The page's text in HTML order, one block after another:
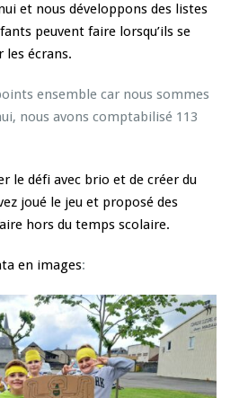
–
a
i
i
K
o
h
L
a
et nous développons des listes
peuvent faire lorsqu’ils se
écrans.
ensemble car nous sommes
nous avons comptabilisé 113
le défi avec brio et de créer du
joué le jeu et proposé des
hors du temps scolaire.
en images: